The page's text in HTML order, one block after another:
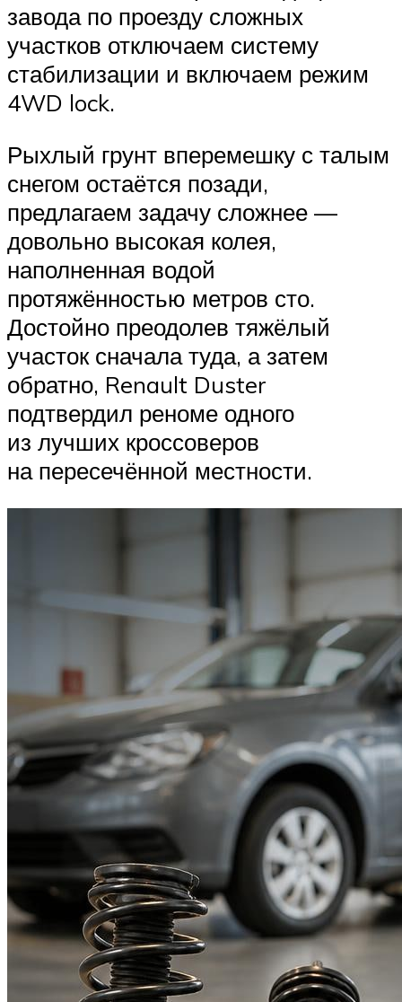
завода по проезду сложных
участков отключаем систему
стабилизации и включаем режим
4WD lock.
Рыхлый грунт вперемешку с талым
снегом остаётся позади,
предлагаем задачу сложнее —
довольно высокая колея,
наполненная водой
протяжённостью метров сто.
Достойно преодолев тяжёлый
участок сначала туда, а затем
обратно, Renault Duster
подтвердил реноме одного
из лучших кроссоверов
на пересечённой местности.